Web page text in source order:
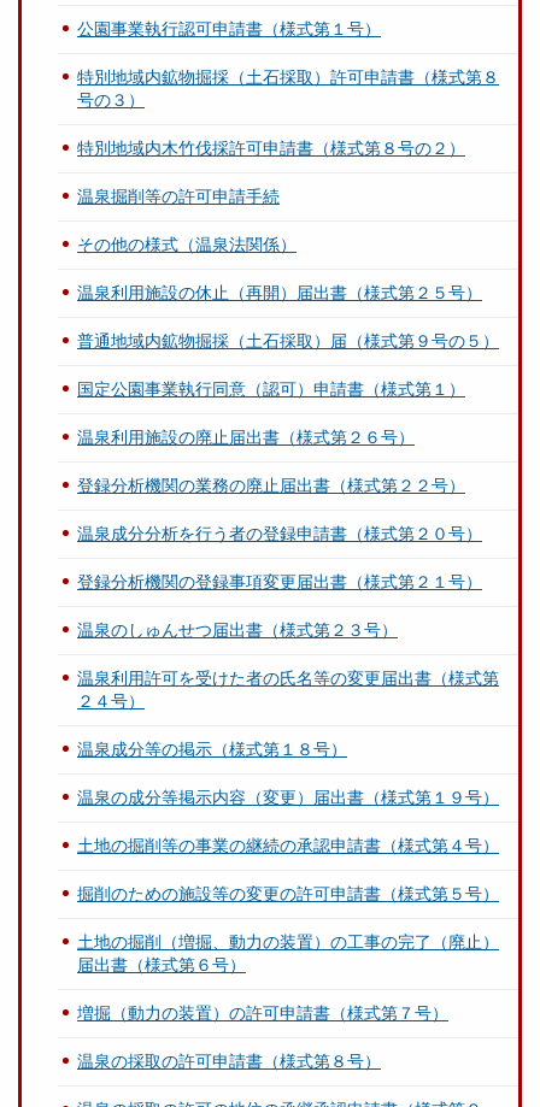
公園事業執行認可申請書（様式第１号）
特別地域内鉱物掘採（土石採取）許可申請書（様式第８
号の３）
特別地域内木竹伐採許可申請書（様式第８号の２）
温泉掘削等の許可申請手続
その他の様式（温泉法関係）
温泉利用施設の休止（再開）届出書（様式第２５号）
普通地域内鉱物掘採（土石採取）届（様式第９号の５）
国定公園事業執行同意（認可）申請書（様式第１）
温泉利用施設の廃止届出書（様式第２６号）
登録分析機関の業務の廃止届出書（様式第２２号）
温泉成分分析を行う者の登録申請書（様式第２０号）
登録分析機関の登録事項変更届出書（様式第２１号）
温泉のしゅんせつ届出書（様式第２３号）
温泉利用許可を受けた者の氏名等の変更届出書（様式第
２４号）
温泉成分等の掲示（様式第１８号）
温泉の成分等掲示内容（変更）届出書（様式第１９号）
土地の掘削等の事業の継続の承認申請書（様式第４号）
掘削のための施設等の変更の許可申請書（様式第５号）
土地の掘削（増掘、動力の装置）の工事の完了（廃止）
届出書（様式第６号）
増掘（動力の装置）の許可申請書（様式第７号）
温泉の採取の許可申請書（様式第８号）